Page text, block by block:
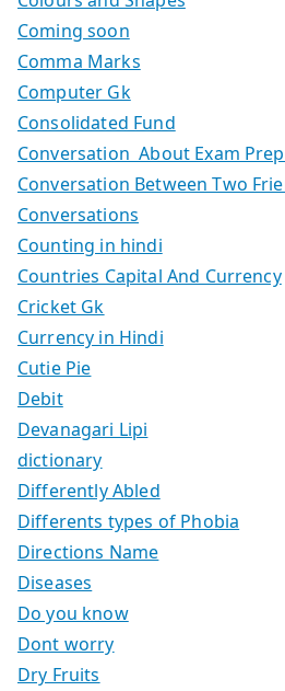
Coming soon
Comma Marks
Computer Gk
Consolidated Fund
Conversation About Exam
Conversation Between Two
Conversations
Counting in hindi
Countries Capital And Currency
Cricket Gk
Currency in Hindi
Cutie Pie
Debit
Devanagari Lipi
dictionary
Differently Abled
Differents types of Phobia
Directions Name
Diseases
Do you know
Dont worry
Dry Fruits